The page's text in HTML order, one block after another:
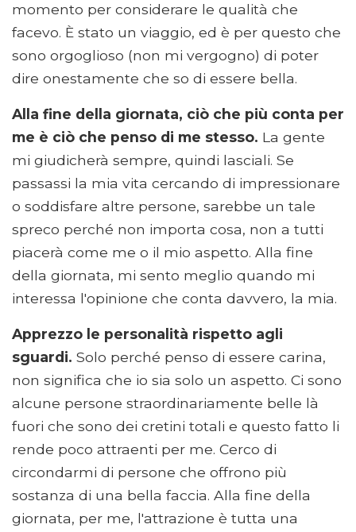
momento per considerare le qualità che
facevo. È stato un viaggio, ed è per questo che
sono orgoglioso (non mi vergogno) di poter
dire onestamente che so di essere bella.
Alla fine della giornata, ciò che più conta per
me è ciò che penso di me stesso. La gente
mi giudicherà sempre, quindi lasciali. Se
passassi la mia vita cercando di impressionare
o soddisfare altre persone, sarebbe un tale
spreco perché non importa cosa, non a tutti
piacerà come me o il mio aspetto. Alla fine
della giornata, mi sento meglio quando mi
interessa l'opinione che conta davvero, la mia.
Apprezzo le personalità rispetto agli
sguardi. Solo perché penso di essere carina,
non significa che io sia solo un aspetto. Ci sono
alcune persone straordinariamente belle là
fuori che sono dei cretini totali e questo fatto li
rende poco attraenti per me. Cerco di
circondarmi di persone che offrono più
sostanza di una bella faccia. Alla fine della
giornata, per me, l'attrazione è tutta una